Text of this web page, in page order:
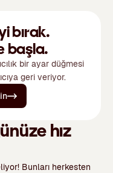
bırak.
başla.
bir ayar düğmesi
geri veriyor.
hız
Bunları herkesten